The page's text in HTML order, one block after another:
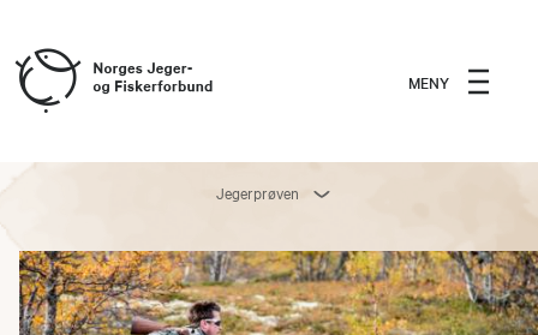
MENY
Jegerprøven